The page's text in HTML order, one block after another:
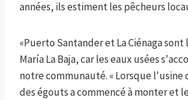
années, ils estiment les pêcheurs
«Puerto Santander et La Ciénaga sont
María La Baja, car les eaux usées
notre communauté. « Lorsque l'usine
des égouts a commencé à monter et